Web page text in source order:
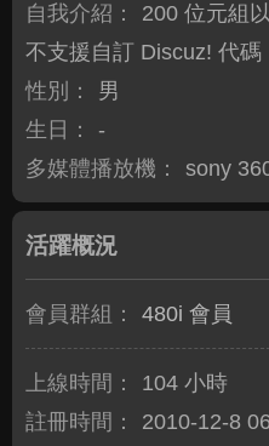
自我介紹：
200 位元組
不支援自訂 Discuz! 代碼
性別：
男
生日：
-
多媒體播放機：
sony
活躍概況
會員群組： 480i 會員
上線時間：
104 小時
註冊時間：
2010-12-8